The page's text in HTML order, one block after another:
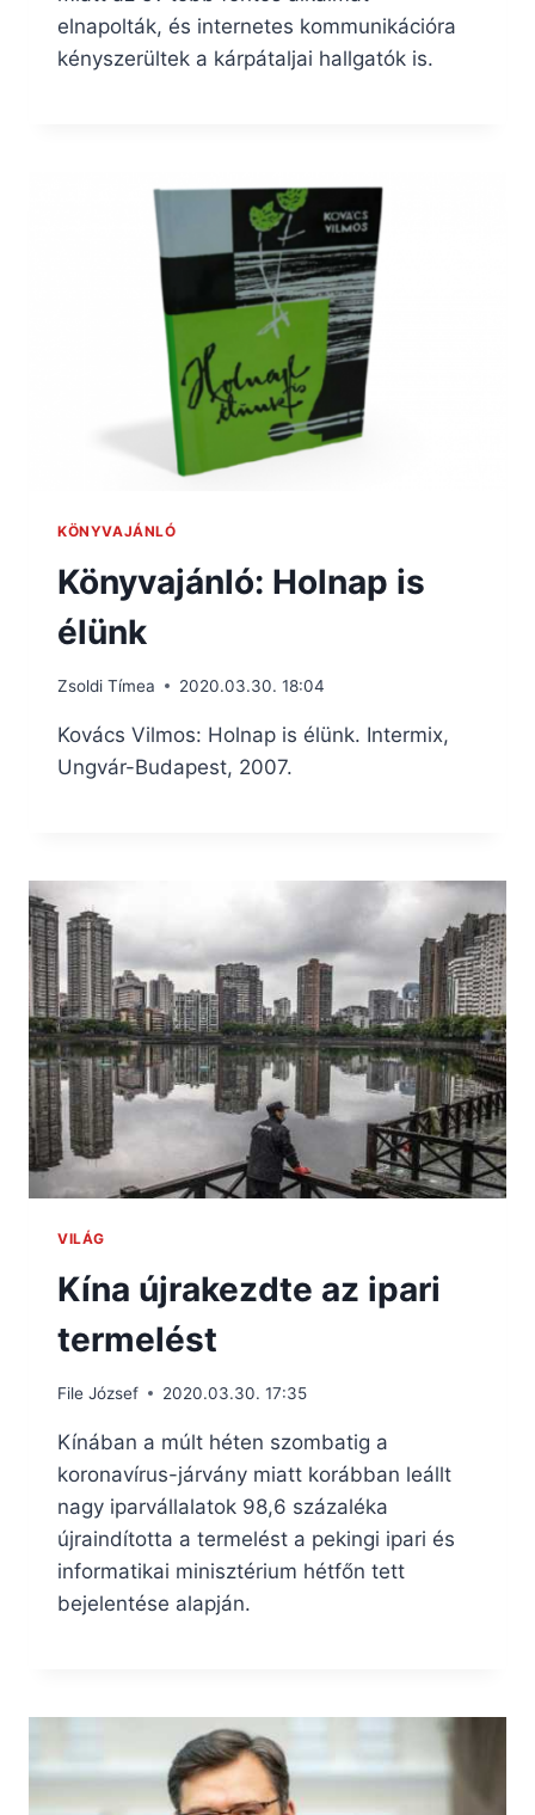
elnapolták, és internetes kommunikációra
kényszerültek a kárpátaljai hallgatók is.
KÖNYVAJÁNLÓ
Könyvajánló: Holnap is
élünk
Zsoldi Tímea 2020.03.30. 18:04
Kovács Vilmos: Holnap ​is élünk. Intermix,
Ungvár-Budapest, 2007.
VILÁG
Kína újrakezdte az ipari
termelést
File József 2020.03.30. 17:35
Kínában a múlt héten szombatig a
koronavírus-járvány miatt korábban leállt
nagy iparvállalatok 98,6 százaléka
újraindította a termelést a pekingi ipari és
informatikai minisztérium hétfőn tett
bejelentése alapján.